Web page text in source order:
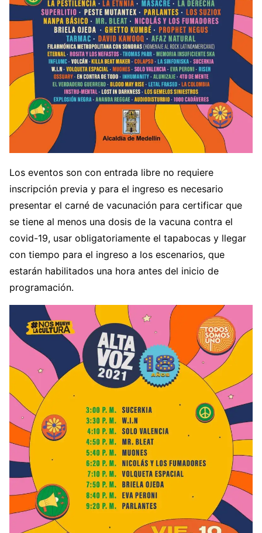
Los eventos son con entrada libre no requiere
inscripción previa y para el ingreso es necesario
presentar el carné de vacunación para certificar que
se tiene al menos una dosis de la vacuna contra el
covid-19, usar obligatoriamente el tapabocas y llegar
con tiempo para el ingreso a los escenarios, que
estarán habilitados una hora antes del inicio de
programación.